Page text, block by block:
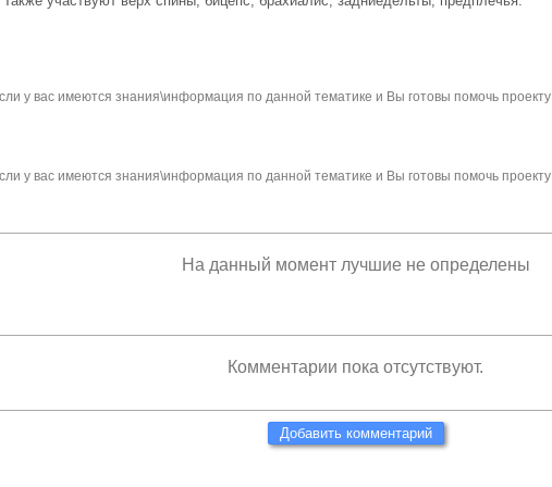
у вас имеются знания\информация по данной тематике и Вы готовы помочь проекту
у вас имеются знания\информация по данной тематике и Вы готовы помочь проекту
На данный момент лучшие не определены
Комментарии пока отсутствуют.
Добавить комментарий